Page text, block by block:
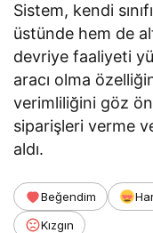
Sistem, kendi
üstünde hem de
devriye faaliyeti
aracı olma
verimliliğini göz
siparişleri verme
aldı.
Beğendim
Kızgın